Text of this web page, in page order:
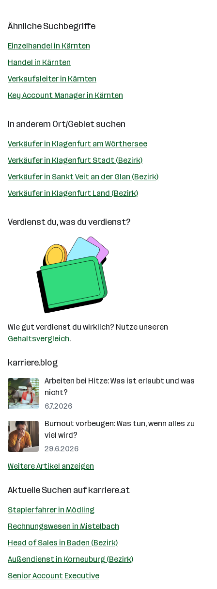
Ähnliche Suchbegriffe
Einzelhandel in Kärnten
Handel in Kärnten
Verkaufsleiter in Kärnten
Key Account Manager in Kärnten
In anderem Ort/Gebiet suchen
Verkäufer in Klagenfurt am Wörthersee
Verkäufer in Klagenfurt Stadt (Bezirk)
Verkäufer in Sankt Veit an der Glan (Bezirk)
Verkäufer in Klagenfurt Land (Bezirk)
Verdienst du, was du verdienst?
Wie gut verdienst du wirklich? Nutze unseren
Gehaltsvergleich.
karriere.blog
Arbeiten bei Hitze: Was ist erlaubt und was
nicht?
6.7.2026
Burnout vorbeugen: Was tun, wenn alles zu
viel wird?
29.6.2026
Weitere Artikel anzeigen
Aktuelle Suchen aufkarriere.at
Staplerfahrer in Mödling
Rechnungswesen in Mistelbach
Head of Sales in Baden (Bezirk)
Außendienst in Korneuburg (Bezirk)
Senior Account Executive